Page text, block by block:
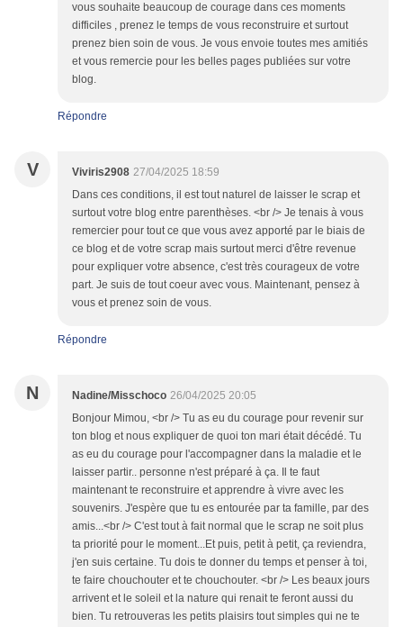
vous souhaite beaucoup de courage dans ces moments
difficiles , prenez le temps de vous reconstruire et surtout
prenez bien soin de vous. Je vous envoie toutes mes amitiés
et vous remercie pour les belles pages publiées sur votre
blog.
Répondre
V Viviris2908 27/04/2025 18:59
Dans ces conditions, il est tout naturel de laisser le scrap et
surtout votre blog entre parenthèses. <br /> Je tenais à vous
remercier pour tout ce que vous avez apporté par le biais de
ce blog et de votre scrap mais surtout merci d'être revenue
pour expliquer votre absence, c'est très courageux de votre
part. Je suis de tout coeur avec vous. Maintenant, pensez à
vous et prenez soin de vous.
Répondre
N Nadine/Misschoco 26/04/2025 20:05
Bonjour Mimou, <br /> Tu as eu du courage pour revenir sur
ton blog et nous expliquer de quoi ton mari était décédé. Tu
as eu du courage pour l'accompagner dans la maladie et le
laisser partir.. personne n'est préparé à ça. Il te faut
maintenant te reconstruire et apprendre à vivre avec les
souvenirs. J'espère que tu es entourée par ta famille, par des
amis...<br /> C'est tout à fait normal que le scrap ne soit plus
ta priorité pour le moment...Et puis, petit à petit, ça reviendra,
j'en suis certaine. Tu dois te donner du temps et penser à toi,
te faire chouchouter et te chouchouter. <br /> Les beaux jours
arrivent et le soleil et la nature qui renait te feront aussi du
bien. Tu retrouveras les petits plaisirs tout simples qui ne te